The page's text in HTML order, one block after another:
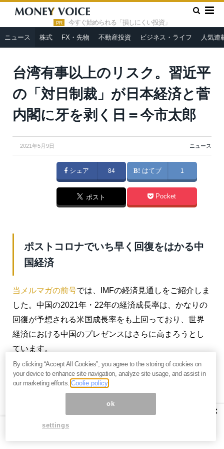
PR 今すぐ始められる「損しにくい投資」
ニュース 株式 FX・先物 不動産投資 ビジネス・ライフ 人気連
HOME » ニュース »
台湾有事以上のリスク。習近平の「対日制
裁」が日本経済と菅内閣に牙を剥く日＝今市太郎
台湾有事以上のリスク。習近平
の「対日制裁」が日本経済と菅
内閣に牙を剥く日＝今市太郎
2021年5月9日 ニュース
シェア 84 はてブ 1
ポスト Pocket
ポストコロナでいち早く回復をはかる中
国経済
当メルマガの前号では、IMFの経済見通しをご紹介しま
した。中国の2021年・22年の経済成長率は、かなりの
回復が予想される米国成長率をも上回っており、世界
経済における中国のプレゼンスはさらに高まろうとし
ています。
ここで中国が対オーストラリアで見せた「輸入品の差
し止め措置」を日本に対しても行った場合、今年後半
に向けての日本経済はいったいどうなってしまうので
×
By clicking “Accept All Cookies”, you agree to the storing of cookies on
your device to enhance site navigation, analyze site usage, and assist in
our marketing efforts.Coolie policy
ok
settings